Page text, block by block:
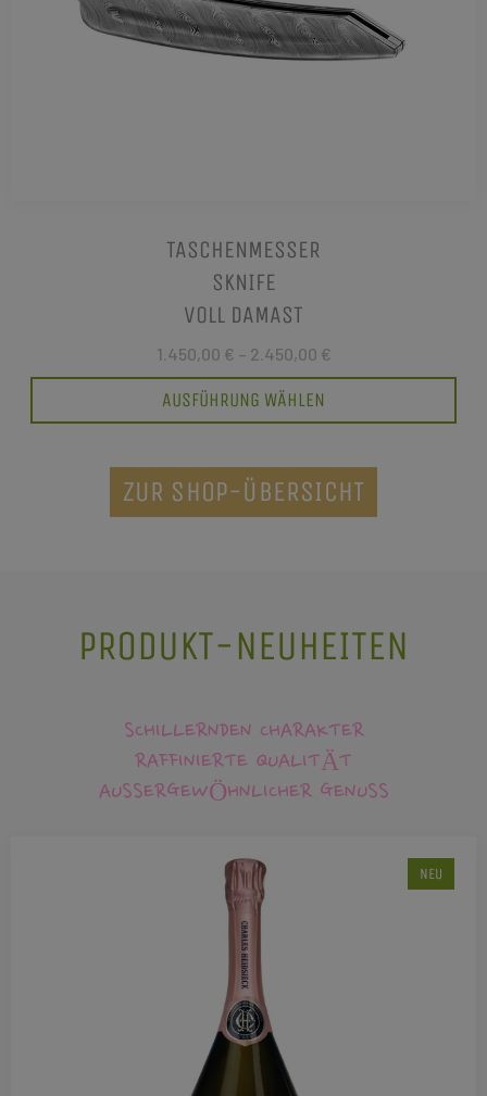
TASCHENMESSER
SKNIFE
VOLL DAMAST
1.450,00 € – 2.450,00 €
AUSFÜHRUNG WÄHLEN
ZUR SHOP-ÜBERSICHT
PRODUKT-NEUHEITEN
SCHILLERNDEN CHARAKTER
RAFFINIERTE QUALITÄT
AUSSERGEWÖHNLICHER GENUSS
NEU